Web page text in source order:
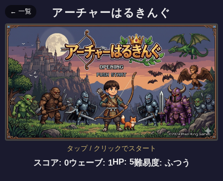
← 一覧 アーチャーはるきんぐ
タップ / クリックでスタート
スコア: 0ウェーブ: 1HP: 5難易度: ふつう